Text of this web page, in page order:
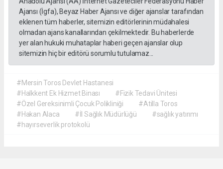
Ajansı (İgfa), Beyaz Haber Ajansı ve diğer ajanslar tarafından
eklenen tüm haberler, sitemizin editörlerinin müdahalesi
olmadan ajans kanallarından çekilmektedir. Bu haberlerde
yer alan hukuki muhataplar haberi geçen ajanslar olup
sitemizin hiç bir editörü sorumlu tutulamaz...
#Mersin Toros Devlet Hastanesi
#Halkkent Ek Hizmet Binası
#Fizik Tedavi Ünitesi
#Özel Gereksinimli Çocuk Polikliniği
#Atilla Toros
#Hakan Alaca
#İl Sağlık Müdürlüğü
#sağlık yatırımı
#hayırseverlik protokolü